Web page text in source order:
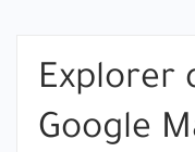
Explorer
Google